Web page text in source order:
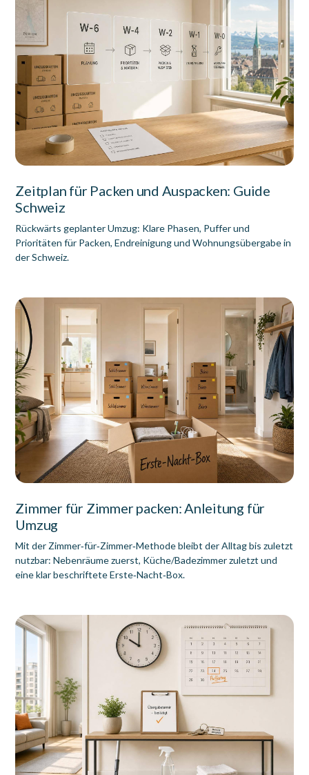
Zeitplan für Packen und Auspacken: Guide
Schweiz
Rückwärts geplanter Umzug: Klare Phasen, Puffer und
Prioritäten für Packen, Endreinigung und Wohnungsübergabe in
der Schweiz.
Zimmer für Zimmer packen: Anleitung für
Umzug
Mit der Zimmer‑für‑Zimmer‑Methode bleibt der Alltag bis zuletzt
nutzbar: Nebenräume zuerst, Küche/Badezimmer zuletzt und
eine klar beschriftete Erste‑Nacht‑Box.